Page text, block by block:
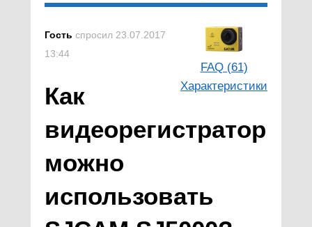
FAQ (61)
Характеристики
Гость спросил 23.07.2017
13:44
Как
видеорегистратор
можно
использовать